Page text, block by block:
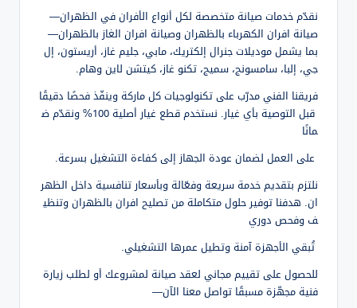
نقدّم خدمات صيانة متخصصة لكل أنواع الأفران في الظهران—
صيانة افران الكهرباء بالظهران وصيانة افران الغاز بالظهران—
بما يشمل موديلات جنرال إلكتريك، مابي، جليم غاز، أريستون، إل
جي، إلبا، سامسونج، سميج، تكنو غاز، كيتشن لاين وهام.
فريقنا الفني مدرّب على تكنولوجيات كل ماركة وينفّذ فحصًا دقيقًا
قبل التوصية بأي غيار. نستخدم قطع غيار أصلية 100% ونقدّم ض
مانًا
على العمل لضمان عودة الجهاز إلى كفاءة التشغيل بسرعة.
نلتزم بتقديم خدمة سريعة وفعّالة وبأسعار تنافسية داخل الظهر
ان. هدفنا توفير حلول متكاملة من تصليح افران بالظهران وتنظي
ف وفحص دوري
تُبقي الأجهزة آمنة وتطيل عمرها التشغيلي.
للحصول على تقييم مجاني لعقد صيانة لمشروعك أو لطلب زيارة
فنية مجهّزة مسبقًا تواصل معنا الآن—